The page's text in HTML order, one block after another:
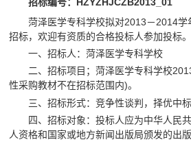
菏泽医学专科学校拟对2013－2014
招标，欢迎有资质的合格投标人参加投标。
一、招标人：菏泽医学专科学校
二、招标项目；菏泽医学专科学校
性采购教材不在招标范围内)。
三、招标形式：竞争性谈判，择优中标
四、招标对象：投标人应为中华人民
人资格和国家或地方新闻出版局颁发的出